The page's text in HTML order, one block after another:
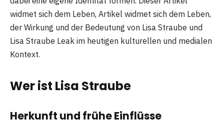
widmet sich dem Leben, Artikel widmet sich dem Leben,
der Wirkung und der Bedeutung von Lisa Straube und
Lisa Straube Leak im heutigen kulturellen und medialen
Kontext.
Wer ist Lisa Straube
Herkunft und frühe Einflüsse